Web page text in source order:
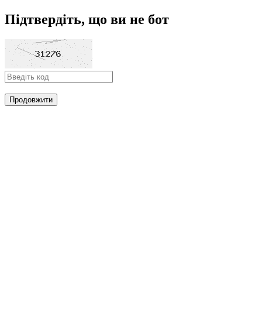
Підтвердіть, що ви не бот
Продовжити